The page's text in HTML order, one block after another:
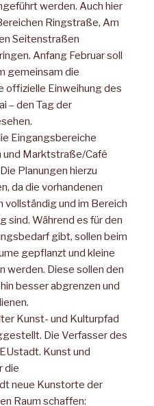
werden. Auch hier
Ringstraße, Am
Seitenstraßen
Anfang Februar soll
gemeinsam die
offizielle Einweihung des
– den Tag der
Eingangsbereiche
Marktstraße/Café
Planungen hierzu
da die vorhandenen
vollständig und im Bereich
sind. Während es für den
gibt, sollen beim
gepflanzt und kleine
werden. Diese sollen den
besser abgrenzen und
Kunst- und Kulturpfad
Die Verfasser des
Kunst und
die
neue Kunstorte der
Raum schaffen: